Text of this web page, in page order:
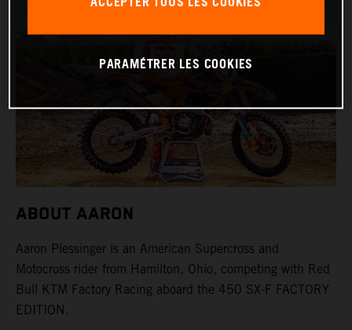
ABOUT AARON
Aaron Plessinger is an American Supercross and
Motocross rider from Hamilton, Ohio, competing with Red
Bull KTM Factory Racing aboard the 450 SX-F FACTORY
EDITION.
PARAMÉTRER LES COOKIES